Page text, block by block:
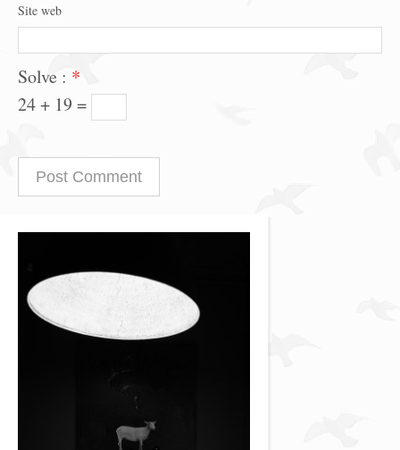
Site web
Solve : *
24 + 19 =